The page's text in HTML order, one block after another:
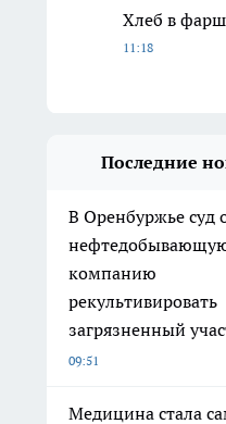
Хлеб в
11:18
Последние
В Оренбуржье суд
компанию
рекультивировать
загрязненный
09:51
Медицина стала